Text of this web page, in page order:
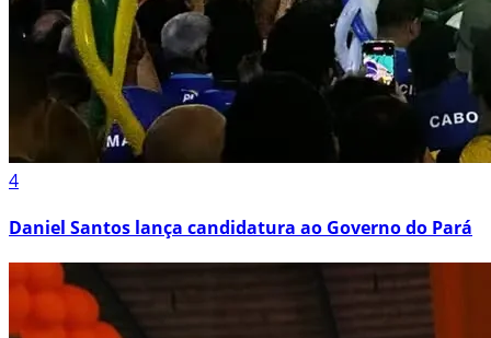
4
Daniel Santos lança candidatura ao Governo do Pará